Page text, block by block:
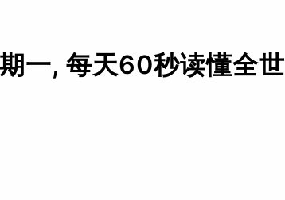
一, 每天60秒读懂全世